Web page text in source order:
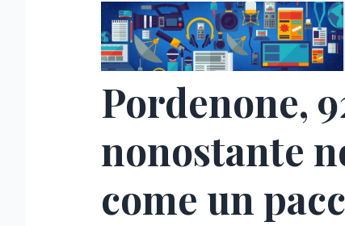
Pordenone,
nonostante
come un